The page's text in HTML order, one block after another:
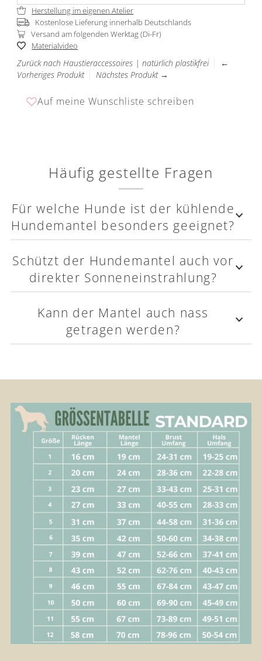
Herstellung im eigenen Atelier
Kostenlose Lieferung innerhalb Deutschlands
Versand am folgenden Werktag (Di-Fr)
Materialvideo
Zurück nach Haustieraccessoires | natürlich plastikfrei
←
Vorheriges Produkt
Nächstes Produkt →
Auf meine Wunschliste schreiben
Häufig gestellte Fragen
Für welche Hunde ist der kühlende
Hundemantel besonders geeignet?
Schützt der Hundemantel auch vor
direkter Sonneneinstrahlung?
Kann der Mantel auch nass
getragen werden?